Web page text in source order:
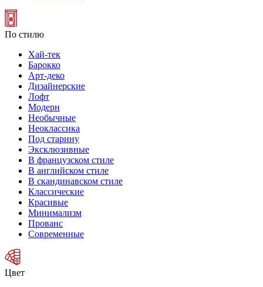
По стилю
Хай-тек
Барокко
Арт-деко
Дизайнерские
Лофт
Модерн
Необычные
Неоклассика
Под старину
Эксклюзивные
В французском стиле
В английском стиле
В скандинавском стиле
Классические
Красивые
Минимализм
Прованс
Современные
Цвет